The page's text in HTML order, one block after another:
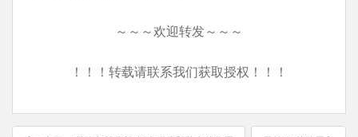
～～～欢迎转发～～～
！！！转载请联系我们获取授权！！！